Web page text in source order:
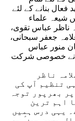
فعال بنانے کے لئے
شیعہ علماء
ناظر عباس تقوی،
جعفر سبحانی،
منور عباس
نے خصوصی شرکت
ناظر
تنظیم آپ کی
بھرپور توجہ
اہم ترین
یہی درس ہمیں